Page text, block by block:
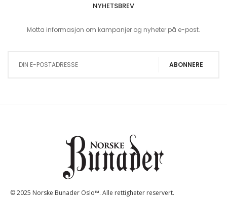
NYHETSBREV
Motta informasjon om kampanjer og nyheter på e-post.
ABONNERE
© 2025 Norske Bunader Oslo™. Alle rettigheter reservert.